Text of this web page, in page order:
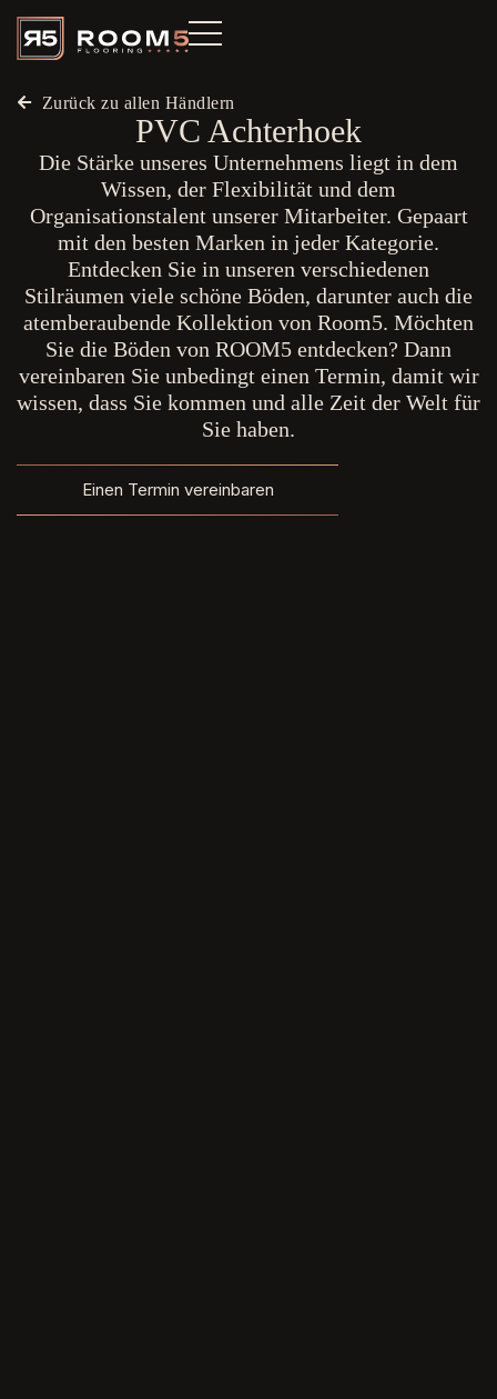
Zurück zu allen Händlern
PVC Achterhoek
Die Stärke unseres Unternehmens liegt in dem
Wissen, der Flexibilität und dem
Organisationstalent unserer Mitarbeiter. Gepaart
mit den besten Marken in jeder Kategorie.
Entdecken Sie in unseren verschiedenen
Stilräumen viele schöne Böden, darunter auch die
atemberaubende Kollektion von Room5. Möchten
Sie die Böden von ROOM5 entdecken? Dann
vereinbaren Sie unbedingt einen Termin, damit wir
wissen, dass Sie kommen und alle Zeit der Welt für
Sie haben.
Einen Termin vereinbaren